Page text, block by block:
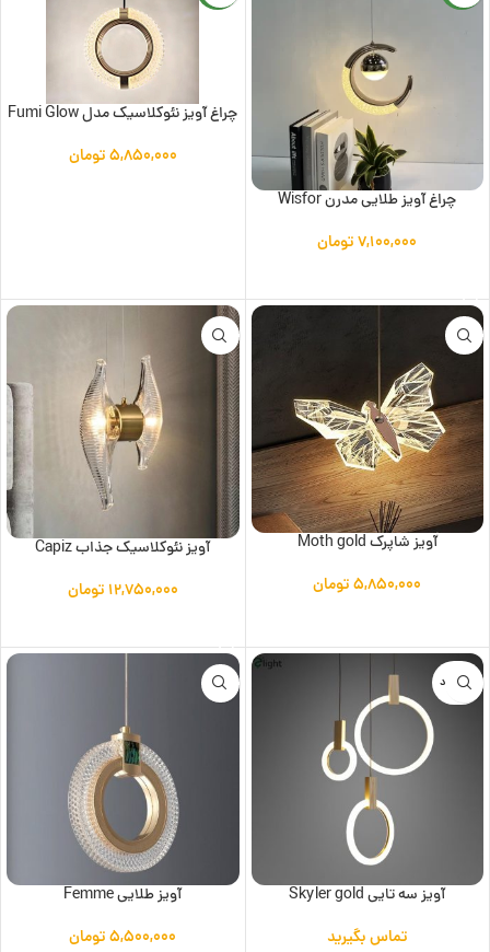
چراغ آویز طلایی مدرن Wisfor
۷,۱۰۰,۰۰۰تومان
چراغ آویز نئوکلاسیک مدل Fumi Glow
۵,۸۵۰,۰۰۰تومان
آویز شاپرک Moth gold
۵,۸۵۰,۰۰۰تومان
آویز نئوکلاسیک جذاب Capiz
۱۲,۷۵۰,۰۰۰ تومان
ناموجود
آویز سه تایی Skyler gold
تماس بگیرید
آویز طلایی Femme
۵,۵۰۰,۰۰۰تومان